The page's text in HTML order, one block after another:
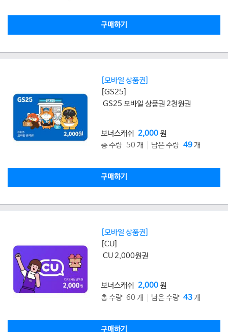
구매하기
[모바일 상품권]
[GS25]
GS25 모바일 상품권 2천원권
보너스캐쉬 2,000원
총 수량 50 개
남은 수량 49개
구매하기
[모바일 상품권]
[CU]
CU 2,000원권
보너스캐쉬 2,000원
총 수량 60 개
남은 수량 43개
구매하기